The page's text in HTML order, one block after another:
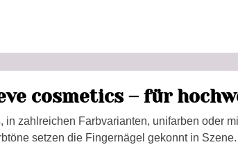
cosmetics – für
in zahlreichen Farbvarianten, unifarben oder
setzen die Fingernägel gekonnt in